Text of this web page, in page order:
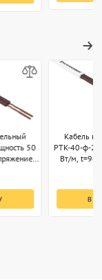
50
Кабель
РТК-40-ф-
Вт/м,
В